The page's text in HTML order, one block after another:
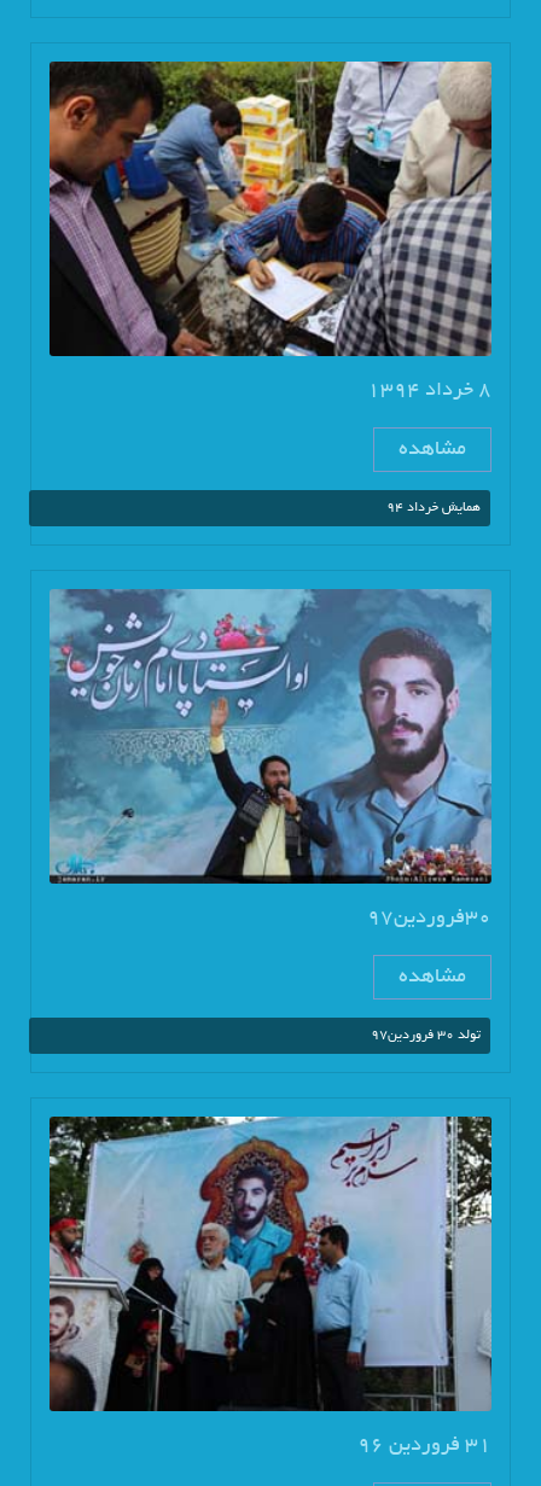
8 خرداد 1394
مشاهده
همایش خرداد 94
30فروردین97
مشاهده
تولد 30 فروردین97
31 فروردین 96